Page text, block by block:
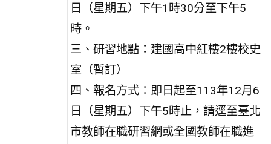
日（星期五）下午1時30分至下午5
時。
三、研習地點：建國高中紅樓2樓校史
室（暫訂）
四、報名方式：即日起至113年12月6
日（星期五）下午5時止，請逕至臺北
市教師在職研習網或全國教師在職進